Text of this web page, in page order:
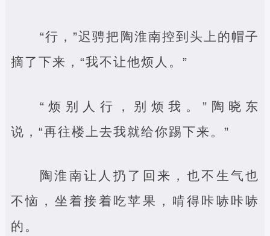
“行，”迟骋把陶淮南控到头上的帽子
摘了下来，“我不让他烦人。”
“烦别人行，别烦我。”陶晓东
说，“再往楼上去我就给你踢下来。”
陶淮南让人扔了回来，也不生气也
不恼，坐着接着吃苹果，啃得咔哧咔哧
的。